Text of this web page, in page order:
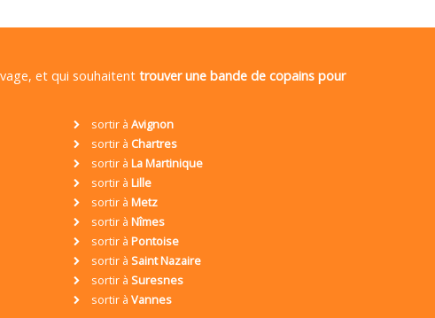
et qui souhaitent trouver une bande de copains pour
sortir à Avignon
sortir à Chartres
sortir à La Martinique
sortir à Lille
sortir à Metz
sortir à Nîmes
sortir à Pontoise
sortir à Saint Nazaire
sortir à Suresnes
sortir à Vannes